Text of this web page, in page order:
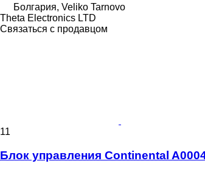
Болгария, Veliko Tarnovo
Theta Electronics LTD
Связаться с продавцом
11
Блок управления Continental